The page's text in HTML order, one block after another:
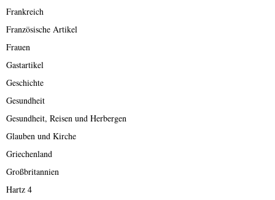
Frankreich
Französische Artikel
Frauen
Gastartikel
Geschichte
Gesundheit
Gesundheit, Reisen und Herbergen
Glauben und Kirche
Griechenland
Großbritannien
Hartz 4